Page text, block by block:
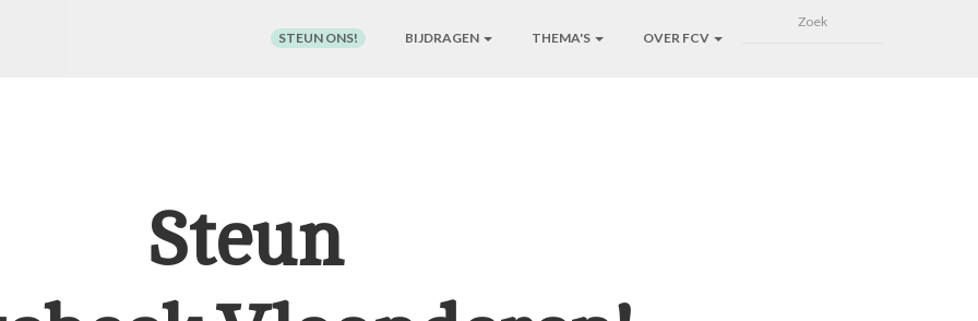
STEUN ONS! BIJDRAGEN THEMA'S OVER FCV
Steun